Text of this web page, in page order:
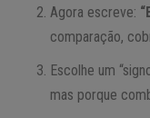
Agora escreve:
comparação,
Escolhe um
mas porque